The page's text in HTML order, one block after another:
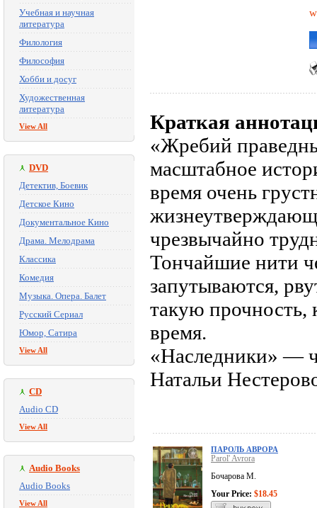
Учебная и научная
литература
Филология
Философия
Хобби и досуг
Художественная
литература
View All
DVD
Детектив, Боевик
Детское Кино
Документальное Кино
Драма. Мелодрама
Классика
Комедия
Музыка. Опера. Балет
Русский Сериал
Юмор, Сатира
View All
CD
Audio CD
View All
Audio Books
Audio Books
View All
Краткая
«Жребий
масштабное
время очень
чрезвычайно
Тончайшие нити
запутываются,
такую прочность,
время.
«Наследники» —
Натальи
ПАРОЛЬ АВРОРА
Parol' Avrora
Бочарова М.
Your Price: $18.45